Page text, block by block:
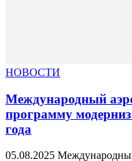
НОВОСТИ
Международный
программу
года
05.08.2025